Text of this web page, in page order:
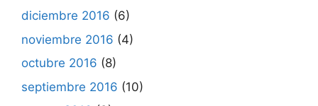
diciembre 2016 (6)
noviembre 2016 (4)
octubre 2016 (8)
septiembre 2016 (10)